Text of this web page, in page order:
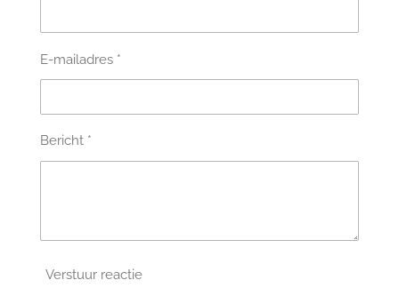
E-mailadres *
Bericht *
Verstuur reactie